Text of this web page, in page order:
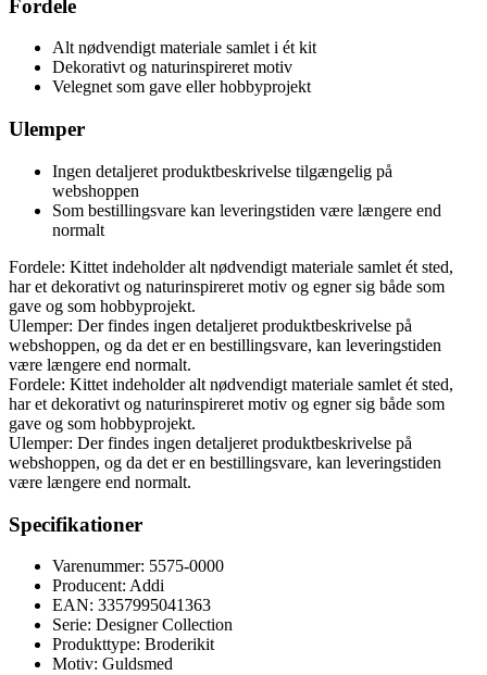
Fordele
Alt nødvendigt materiale samlet i ét kit
Dekorativt og naturinspireret motiv
Velegnet som gave eller hobbyprojekt
Ulemper
Ingen detaljeret produktbeskrivelse tilgængelig på
webshoppen
Som bestillingsvare kan leveringstiden være længere end
normalt
Fordele: Kittet indeholder alt nødvendigt materiale samlet ét sted,
har et dekorativt og naturinspireret motiv og egner sig både som
gave og som hobbyprojekt.
Ulemper: Der findes ingen detaljeret produktbeskrivelse på
webshoppen, og da det er en bestillingsvare, kan leveringstiden
være længere end normalt.
Fordele: Kittet indeholder alt nødvendigt materiale samlet ét sted,
har et dekorativt og naturinspireret motiv og egner sig både som
gave og som hobbyprojekt.
Ulemper: Der findes ingen detaljeret produktbeskrivelse på
webshoppen, og da det er en bestillingsvare, kan leveringstiden
være længere end normalt.
Specifikationer
Varenummer: 5575-0000
Producent: Addi
EAN: 3357995041363
Serie: Designer Collection
Produkttype: Broderikit
Motiv: Guldsmed